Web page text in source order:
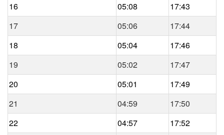
16
05:08
17:43
17
05:06
17:44
18
05:04
17:46
19
05:02
17:47
20
05:01
17:49
21
04:59
17:50
22
04:57
17:52